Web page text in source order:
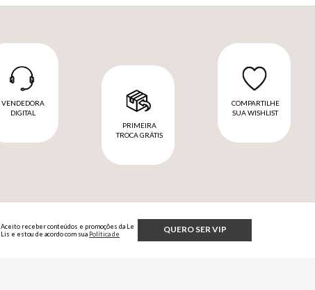
VENDEDORA
DIGITAL
PRIMEIRA
TROCA GRÁTIS
COMPARTILHE
SUA WISHLIST
QUERO SER VIP
Aceito receber conteúdos e promoções da Le
Lis e estou de acordo com sua Política de